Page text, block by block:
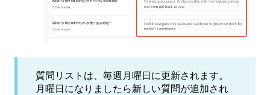
質問リストは、毎週月曜日に更新されます。
月曜日になりましたら新しい質問が追加され